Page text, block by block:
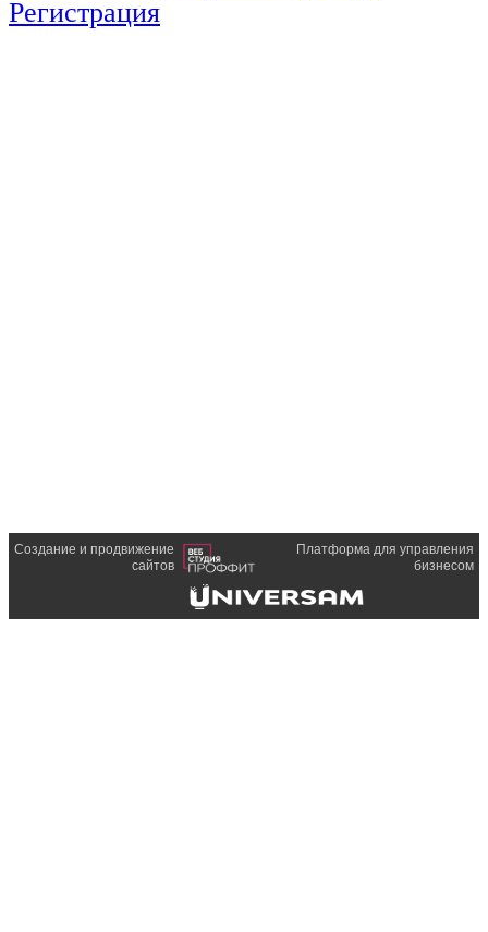
Регистрация
Создание и продвижение
сайтов
Платформа для управления
бизнесом